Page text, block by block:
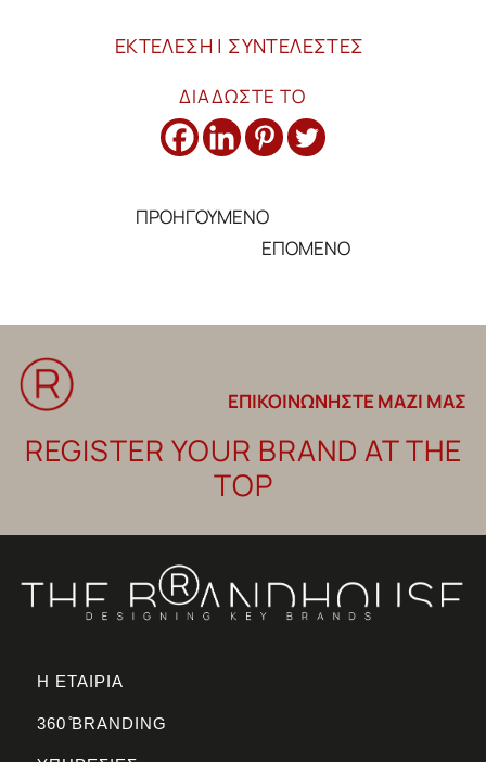
ΕΚΤΕΛΕΣΗ | ΣΥΝΤΕΛΕΣΤΕΣ
ΔΙΑΔΩΣΤΕ ΤΟ
ΠΡΟΗΓΟΥΜΕΝΟ
ΕΠΟΜΕΝΟ
ΕΠΙΚΟΙΝΩΝΗΣΤΕ ΜΑΖΙ ΜΑΣ
REGISTER YOUR BRAND AT THE
TOP
Η ΕΤΑΙΡΙΑ
360 ̊BRANDING